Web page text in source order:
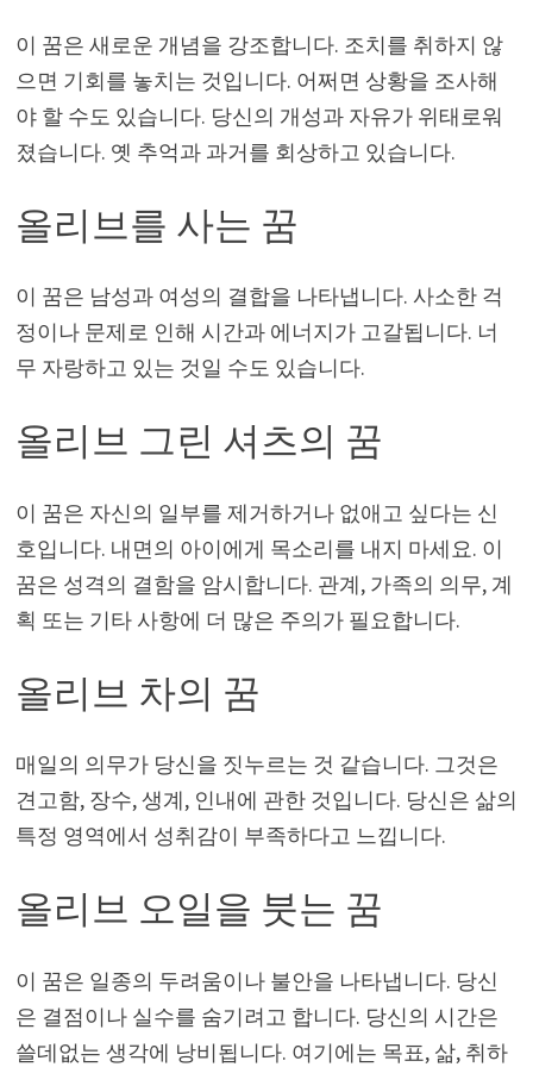
이 꿈은 새로운 개념을 강조합니다. 조치를 취하지 않
으면 기회를 놓치는 것입니다. 어쩌면 상황을 조사해
야 할 수도 있습니다. 당신의 개성과 자유가 위태로워
졌습니다. 옛 추억과 과거를 회상하고 있습니다.
올리브를 사는 꿈
이 꿈은 남성과 여성의 결합을 나타냅니다. 사소한 걱
정이나 문제로 인해 시간과 에너지가 고갈됩니다. 너
무 자랑하고 있는 것일 수도 있습니다.
올리브 그린 셔츠의 꿈
이 꿈은 자신의 일부를 제거하거나 없애고 싶다는 신
호입니다. 내면의 아이에게 목소리를 내지 마세요. 이
꿈은 성격의 결함을 암시합니다. 관계, 가족의 의무, 계
획 또는 기타 사항에 더 많은 주의가 필요합니다.
올리브 차의 꿈
매일의 의무가 당신을 짓누르는 것 같습니다. 그것은
견고함, 장수, 생계, 인내에 관한 것입니다. 당신은 삶의
특정 영역에서 성취감이 부족하다고 느낍니다.
올리브 오일을 붓는 꿈
이 꿈은 일종의 두려움이나 불안을 나타냅니다. 당신
은 결점이나 실수를 숨기려고 합니다. 당신의 시간은
쓸데없는 생각에 낭비됩니다. 여기에는 목표, 삶, 취하